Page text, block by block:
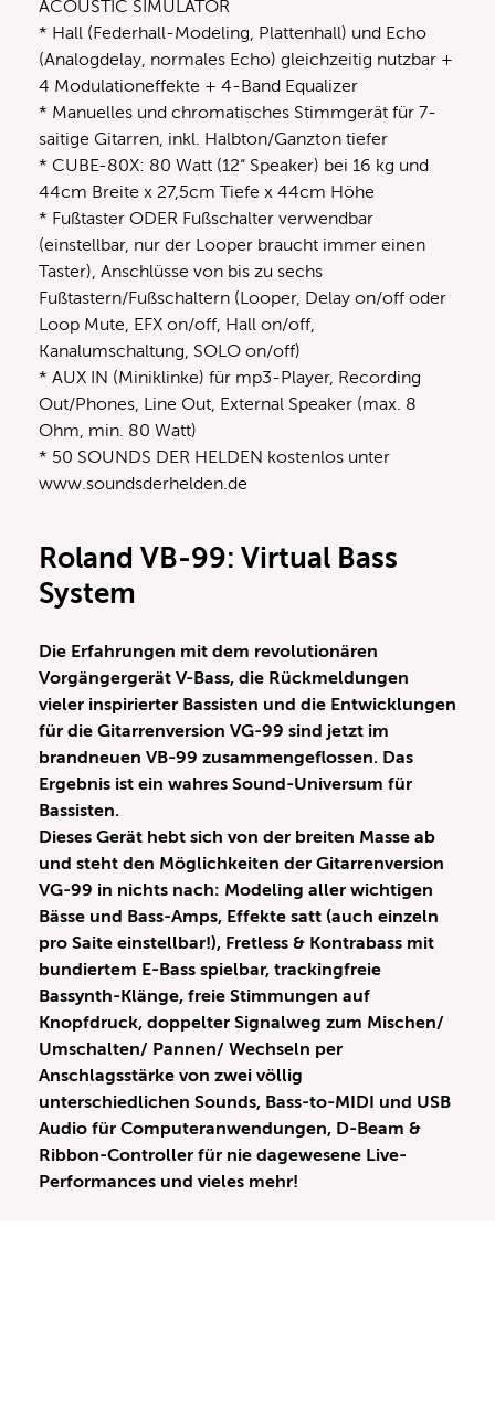
ACOUSTIC SIMULATOR
* Hall (Federhall-Modeling, Plattenhall) und Echo
(Analogdelay, normales Echo) gleichzeitig nutzbar +
4 Modulationeffekte + 4-Band Equalizer
* Manuelles und chromatisches Stimmgerät für 7-
saitige Gitarren, inkl. Halbton/Ganzton tiefer
* CUBE-80X: 80 Watt (12“ Speaker) bei 16 kg und
44cm Breite x 27,5cm Tiefe x 44cm Höhe
* Fußtaster ODER Fußschalter verwendbar
(einstellbar, nur der Looper braucht immer einen
Taster), Anschlüsse von bis zu sechs
Fußtastern/Fußschaltern (Looper, Delay on/off oder
Loop Mute, EFX on/off, Hall on/off,
Kanalumschaltung, SOLO on/off)
* AUX IN (Miniklinke) für mp3-Player, Recording
Out/Phones, Line Out, External Speaker (max. 8
Ohm, min. 80 Watt)
* 50 SOUNDS DER HELDEN kostenlos unter
www.soundsderhelden.de
Roland VB-99: Virtual Bass
System
Die Erfahrungen mit dem revolutionären
Vorgängergerät V-Bass, die Rückmeldungen
vieler inspirierter Bassisten und die Entwicklungen
für die Gitarrenversion VG-99 sind jetzt im
brandneuen VB-99 zusammengeflossen. Das
Ergebnis ist ein wahres Sound-Universum für
Bassisten.
Dieses Gerät hebt sich von der breiten Masse ab
und steht den Möglichkeiten der Gitarrenversion
VG-99 in nichts nach: Modeling aller wichtigen
Bässe und Bass-Amps, Effekte satt (auch einzeln
pro Saite einstellbar!), Fretless & Kontrabass mit
bundiertem E-Bass spielbar, trackingfreie
Bassynth-Klänge, freie Stimmungen auf
Knopfdruck, doppelter Signalweg zum Mischen/
Umschalten/ Pannen/ Wechseln per
Anschlagsstärke von zwei völlig
unterschiedlichen Sounds, Bass-to-MIDI und USB
Audio für Computeranwendungen, D-Beam &
Ribbon-Controller für nie dagewesene Live-
Performances und vieles mehr!